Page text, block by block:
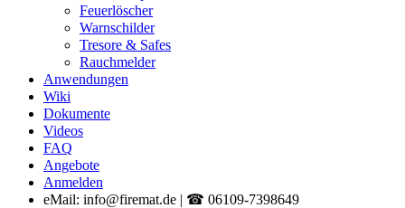
Feuerlöscher
Warnschilder
Tresore & Safes
Rauchmelder
Anwendungen
Wiki
Dokumente
Videos
FAQ
Angebote
Anmelden
eMail: info@firemat.de | ☎ 06109-7398649